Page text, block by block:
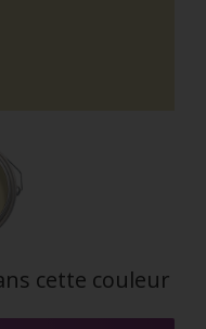
cette couleur